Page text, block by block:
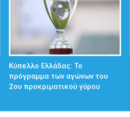
Κύπελλο Ελλάδας: Το
πρόγραμμα των αγώνων του
2ου προκριματικού γύρου